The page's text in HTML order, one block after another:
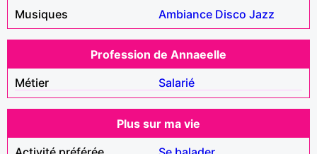
Musiques
Ambiance Disco Jazz
Profession de Annaeelle
Métier
Salarié
Plus sur ma vie